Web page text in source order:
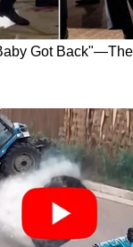
ఉందని
ఔషధాలు
సంఘాలు